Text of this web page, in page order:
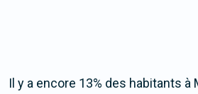
Il y a encore 13% des habitants à